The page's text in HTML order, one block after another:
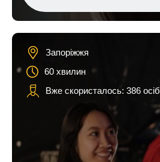
Запоріжжя
60 хвилин
Вже скористалось: 386 осіб